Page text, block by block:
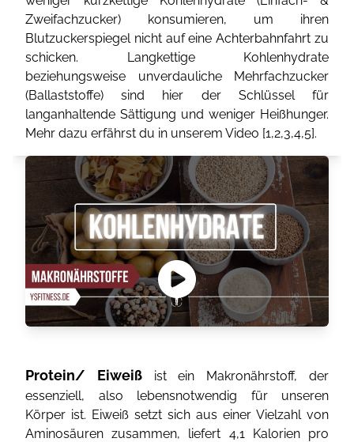
Zweifachzucker) konsumieren, um ihren
Blutzuckerspiegel nicht auf eine Achterbahnfahrt zu
schicken. Langkettige Kohlenhydrate
beziehungsweise unverdauliche Mehrfachzucker
(Ballaststoffe) sind hier der Schlüssel für
langanhaltende Sättigung und weniger Heißhunger.
Mehr dazu erfährst du in unserem Video [1,2,3,4,5].
Protein/ Eiweißist ein Makronährstoff, der
essenziell, also lebensnotwendig für unseren
Körper ist. Eiweiß setzt sich aus einer Vielzahl von
Aminosäuren zusammen, liefert 4,1 Kalorien pro